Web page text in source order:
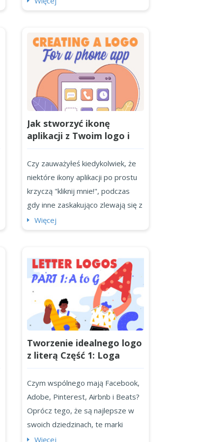
(i odrobinę dodatkowego
uderzenia) do logotypów. Jednak
nie każde logo potrzebuje
slogana. Czasami hasło tylko
miesza przekaz lub zatłacza
projekt. Jeśli tworzysz tożsamość
mark...
Jak stworzyć ikonę
aplikacji z Twoim logo i
najlepsze generatory ikon
aplikacji
Czy zauważyłeś kiedykolwiek, że
niektóre ikony aplikacji po prostu
krzyczą "kliknij mnie!", podczas
gdy inne zaskakująco zlewają się z
tłem (i znikają z twojej pamięci)?
między twoją marką a
potencjalnymi użytkownikami. Musi
być przyciągająca wzrok,
rozpoznawalna i po prostu
nieodparta! Stworzenie idealnej
ikony aplikacji nie poleg...
Więcej
Tworzenie idealnego logo
z literą Część 1: Loga
literowe od A do G
Czym wspólnego mają Facebook,
Adobe, Pinterest, Airbnb i Beats?
Oprócz tego, że są najlepsze w
swoich dziedzinach, te marki
posiadają tylko litery jako logo
Więcej